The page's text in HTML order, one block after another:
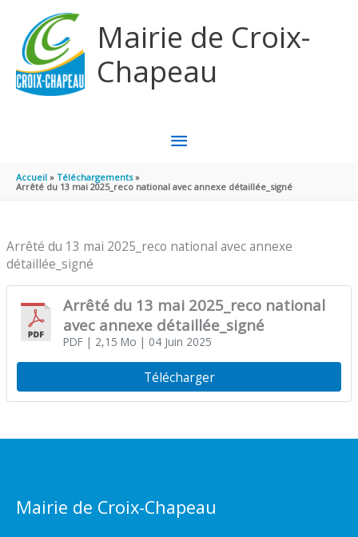
Mairie de Croix-
Chapeau
MENU
PRINCIPAL
Accueil
Téléchargements
Arrêté du 13 mai 2025_reco national avec annexe détaillée_signé
Arrêté du 13 mai 2025_reco national avec annexe
détaillée_signé
Arrêté du 13 mai 2025_reco national
avec annexe détaillée_signé
PDF| 2,15 Mo | 04 Juin 2025
Télécharger
Mairie de Croix-Chapeau